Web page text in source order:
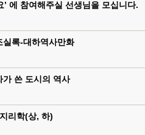
’ 에 참여해주실 선생님을 모십니다.
실록-대하역사만화
가 쓴 도시의 역사
리학(상, 하)